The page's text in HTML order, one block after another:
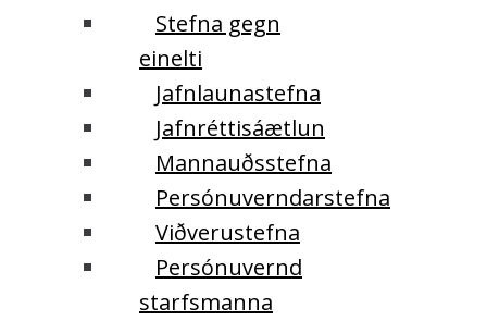
Stefna gegn
einelti
Jafnlaunastefna
Jafnréttisáætlun
Mannauðsstefna
Persónuverndarstefna
Viðverustefna
Persónuvernd
starfsmanna